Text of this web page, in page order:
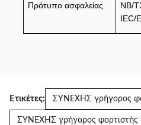
Πρότυπο ασφαλείας
NB/
IEC/
Ετικέτες: ΣΥΝΕΧΗΣ γρήγορος
ΣΥΝΕΧΗΣ γρήγορος φορτιστής